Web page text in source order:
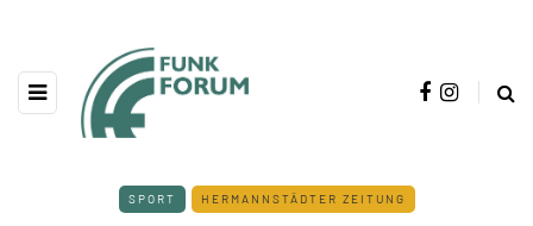
SPORT HERMANNSTÄDTER ZEITUNG